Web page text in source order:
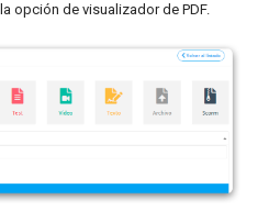
opción de visualizador de PDF.